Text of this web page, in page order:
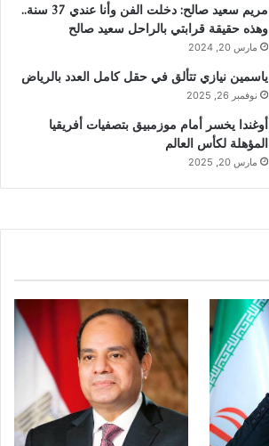
مريم سعيد صالح: دخلت الفن وأنا عندي 37 سنة..
وهذه حقيقة قرابتي بالراحل سعيد صالح
مارس 20, 2024
ياسمين نيازي تتألق في حقل كامل العدد بالرياض
نوفمبر 26, 2025
أوغندا يخسر أمام موزمبيق بتصفيات أفريقيا
المؤهلة لكأس العالم
مارس 20, 2025